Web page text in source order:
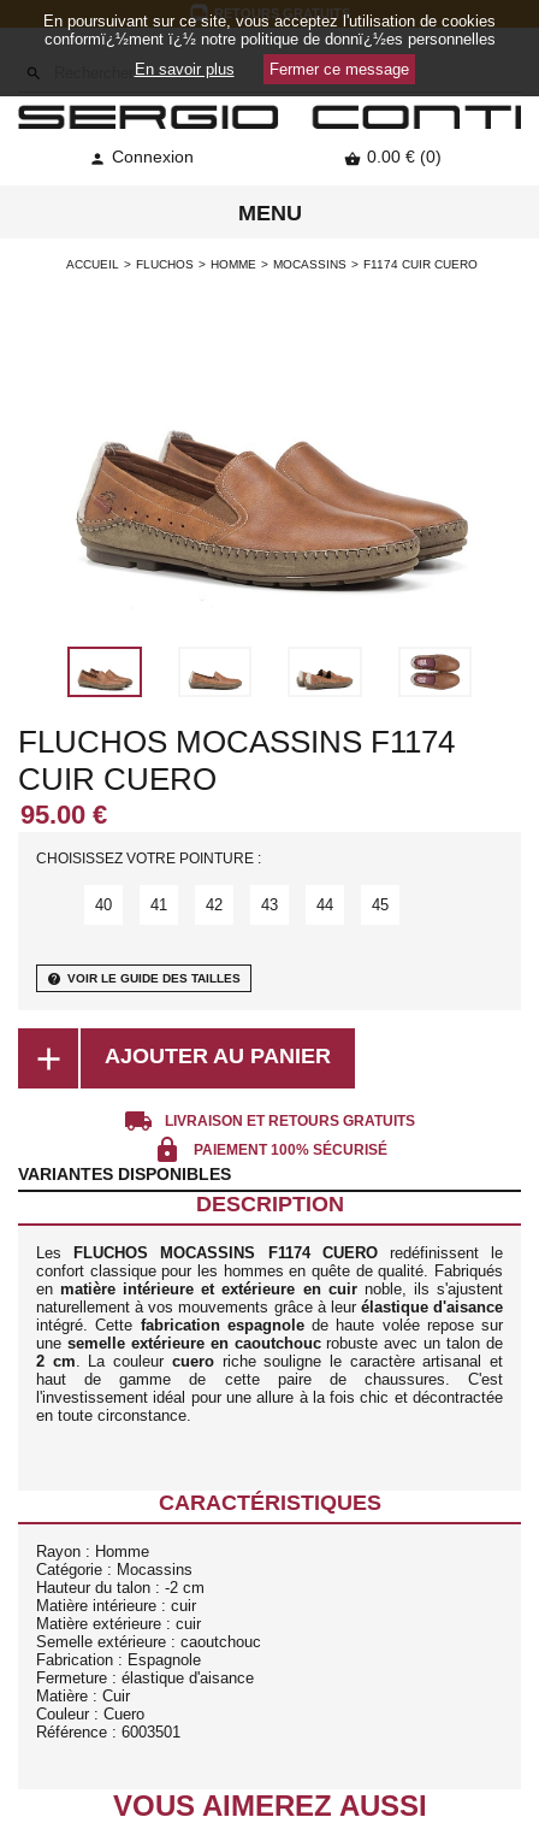
RETOURS GRATUITS

 Connexion  0.00 € (0)
MENU
ACCUEIL FLUCHOS HOMME MOCASSINS F1174 CUIR CUERO
FLUCHOS MOCASSINS F1174
CUIR CUERO
CHOISISSEZ VOTRE POINTURE :
40 41 42 43 44 45
help VOIR LE GUIDE DES TAILLES
add AJOUTER AU PANIER
local_shipping LIVRAISON ET RETOURS GRATUITS
lock PAIEMENT 100% SÉCURISÉ
VARIANTES DISPONIBLES
DESCRIPTION
LesFLUCHOS MOCASSINS F1174 CUEROredéfinissent le
confort classique pour les hommes en quête de qualité. Fabriqués
enmatière intérieure et extérieure en cuirnoble, ils s'ajustent
naturellement à vos mouvements grâce à leur élastique d'aisance
intégré. Cette fabrication espagnolede haute volée repose sur
une semelle extérieure en caoutchoucrobuste avec un talon de
2 cm . La couleur cueroriche souligne le caractère artisanal et
haut de gamme de cette paire de chaussures. C'est
l'investissement idéal pour une allure à la fois chic et décontractée
en toute circonstance.
CARACTÉRISTIQUES
Rayon : Homme
Catégorie : Mocassins
Hauteur du talon : -2 cm
Matière intérieure : cuir
Matière extérieure : cuir
Semelle extérieure : caoutchouc
Fabrication : Espagnole
Fermeture : élastique d'aisance
Matière : Cuir
Couleur : Cuero
Référence : 6003501
VOUS AIMEREZ AUSSI
En poursuivant sur ce site, vous acceptez l'utilisation de cookies
conformï¿½ment ï¿½ notre politique de donnï¿½es personnelles
En savoir plus
Fermer ce message